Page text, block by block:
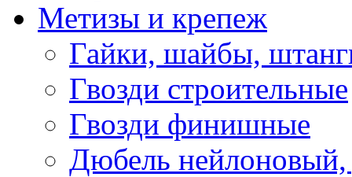
Метизы и крепеж
Гайки, шайбы,
Гвозди строительные
Гвозди финишные
Дюбель нейлоновый,